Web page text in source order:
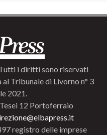
i diritti sono riservati
Tribunale di Livorno n° 3
2021.
12 Portoferraio
registro delle imprese